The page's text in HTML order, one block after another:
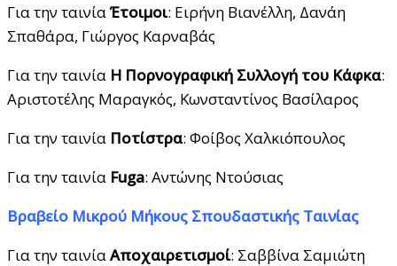
Για την ταινίαΈτοιμοι: Ειρήνη Βιανέλλη, Δανάη
Σπαθάρα, Γιώργος Καρναβάς
Για την ταινία Η Πορνογραφική Συλλογή του Κάφκα:
Αριστοτέλης Μαραγκός, Κωνσταντίνος Βασίλαρος
Για την ταινία Ποτίστρα: Φοίβος Χαλκιόπουλος
Για την ταινία Fuga: Αντώνης Ντούσιας
Βραβείο Μικρού Μήκους Σπουδαστικής Ταινίας
Για την ταινίαΑποχαιρετισμοί: Σαββίνα Σαμιώτη